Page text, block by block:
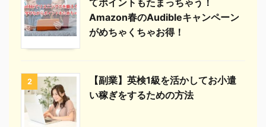
てポイントもたまっちゃう！
Amazon春のAudibleキャンペーン
がめちゃくちゃお得！
2
【副業】英検1級を活かしてお小遣
い稼ぎをするための方法